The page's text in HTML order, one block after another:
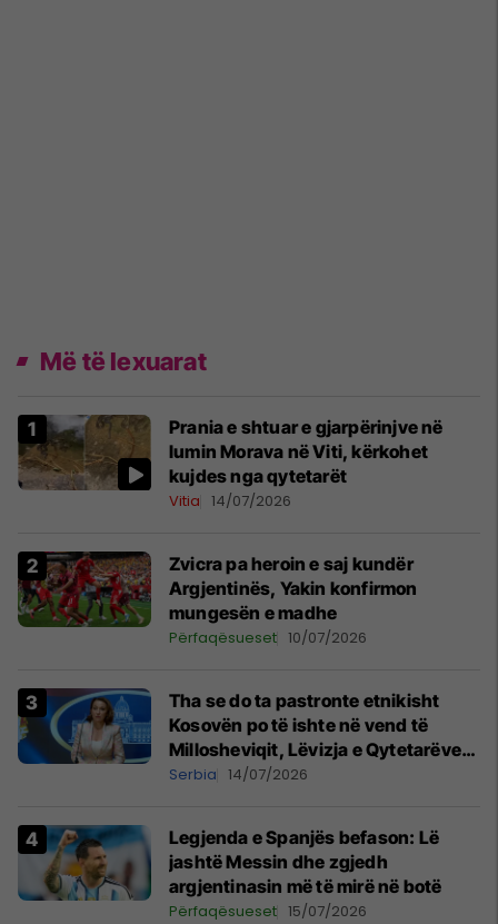
Më të lexuarat
Prania e shtuar e gjarpërinjve në
lumin Morava në Viti, kërkohet
kujdes nga qytetarët
Vitia 14/07/2026
Zvicra pa heroin e saj kundër
Argjentinës, Yakin konfirmon
mungesën e madhe
Përfaqësueset 10/07/2026
Tha se do ta pastronte etnikisht
Kosovën po të ishte në vend të
Millosheviqit, Lëvizja e Qytetarëve
të Lirë në Serbi kërkon shkarkimin e
Serbia 14/07/2026
Legjenda e Spanjës befason: Lë
jashtë Messin dhe zgjedh
argjentinasin më të mirë në botë
Përfaqësueset 15/07/2026